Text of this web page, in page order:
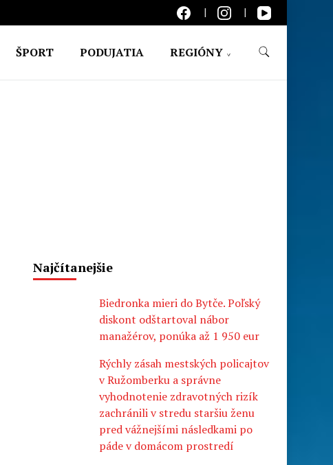
ŠPORT PODUJATIA REGIÓNY
Najčítanejšie
Biedronka mieri do Bytče. Poľský
diskont odštartoval nábor
manažérov, ponúka až 1 950 eur
Rýchly zásah mestských policajtov
v Ružomberku a správne
vyhodnotenie zdravotných rizík
zachránili v stredu staršiu ženu
pred vážnejšími následkami po
páde v domácom prostredí